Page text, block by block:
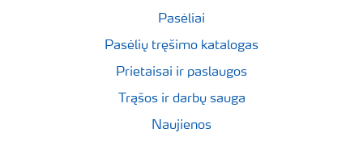
Pasėliai
Pasėlių tręšimo katalogas
Prietaisai ir paslaugos
Trąšos ir darbų sauga
Naujienos